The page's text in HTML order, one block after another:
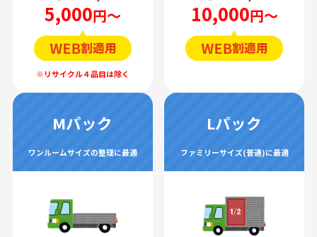
5,000円～ 10,000円～
Mパック
ワンルームサイズの整理に最適
Lパック
ファミリーサイズ(普通)に最適